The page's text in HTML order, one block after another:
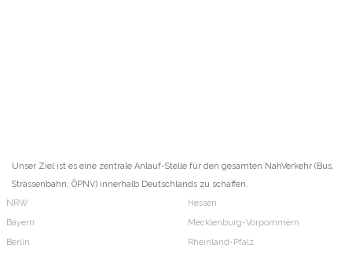
Unser Ziel ist es eine zentrale Anlauf-Stelle für den gesamten NahVerkehr (Bus,
Strassenbahn, ÖPNV) innerhalb Deutschlands zu schaffen.
NRW
Bayern
Berlin
Hessen
Mecklenburg-Vorpommern
Rheinland-Pfalz